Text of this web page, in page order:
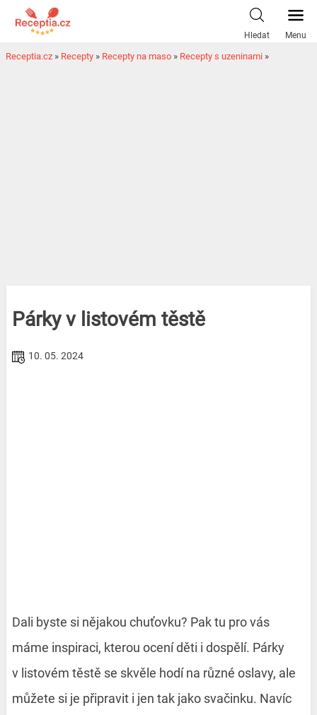
Hledat Menu
Receptia.cz » Recepty » Recepty na maso » Recepty s uzeninami »
Párky v listovém těstě
10. 05. 2024
Dali byste si nějakou chuťovku? Pak tu pro vás
máme inspiraci, kterou ocení děti i dospělí. Párky
v listovém těstě se skvěle hodí na různé oslavy, ale
můžete si je připravit i jen tak jako svačinku. Navíc